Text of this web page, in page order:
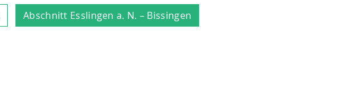
Abschnitt Esslingen a. N. – Bissingen